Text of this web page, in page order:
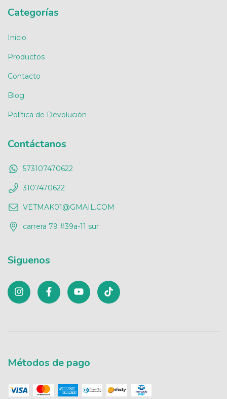
Categorías
Inicio
Productos
Contacto
Blog
Política de Devolución
Contáctanos
573107470622
3107470622
VETMAK01@GMAIL.COM
carrera 79 #39a-11 sur
Siguenos
Métodos de pago